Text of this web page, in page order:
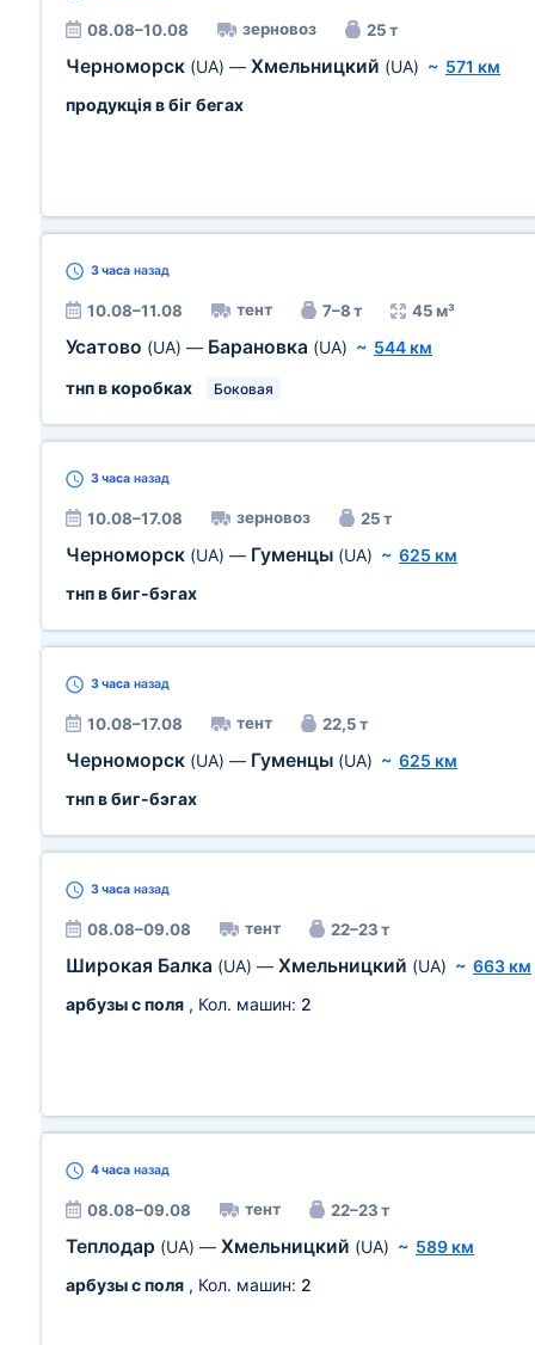
08.08–10.08 зерновоз 25 т
Черноморск (UA) — Хмельницкий (UA) ~ 571 км
продукція в біг бегах
3 часа назад
10.08–11.08 тент 7–8 т 45 м³
Усатово (UA) — Барановка (UA) ~ 544 км
тнп в коробках
Боковая
3 часа назад
10.08–17.08 зерновоз 25 т
Черноморск (UA) — Гуменцы (UA) ~ 625 км
тнп в биг-бэгах
3 часа назад
10.08–17.08 тент 22,5 т
Черноморск (UA) — Гуменцы (UA) ~ 625 км
тнп в биг-бэгах
3 часа назад
08.08–09.08 тент 22–23 т
Широкая Балка (UA) — Хмельницкий (UA) ~ 663 км
арбузы с поля , Кол. машин: 2
4 часа назад
08.08–09.08 тент 22–23 т
Теплодар (UA) — Хмельницкий (UA) ~ 589 км
арбузы с поля , Кол. машин: 2